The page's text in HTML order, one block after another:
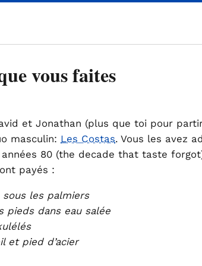
vous faites
et Jonathan (plus que toi pour
masculin: Les Costas. Vous les avez
80 (the decade that taste
payés :
sous les palmiers
pieds dans eau salée
et pied d’acier